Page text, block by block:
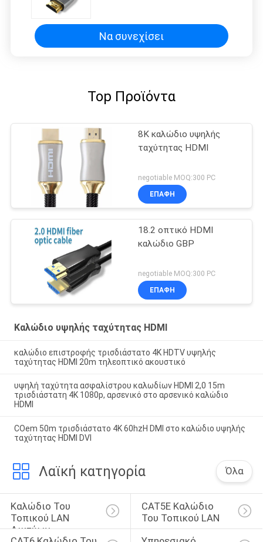
Να συνεχίσει
Top Προϊόντα
8K καλώδιο υψηλής
ταχύτητας HDMI
negotiable MOQ:300 PC
ΕΠΑΦΉ
18.2 οπτικό HDMI
καλώδιο GBP
negotiable MOQ:300 PC
ΕΠΑΦΉ
Καλώδιο υψηλής ταχύτητας HDMI
καλώδιο επιστροφής τρισδιάστατο 4K HDTV υψηλής
ταχύτητας HDMI 20m τηλεοπτικό ακουστικό
υψηλή ταχύτητα ασφαλίστρου καλωδίων HDMI 2,0 15m
τρισδιάστατη 4K 1080p, αρσενικό στο αρσενικό καλώδιο
HDMI
COem 50m τρισδιάστατο 4K 60hzH DMI στο καλώδιο υψηλής
ταχύτητας HDMI DVI
Λαϊκή κατηγορία Όλα
Καλώδιο Του
Τοπικού LAN
Δικτύων
CAT5E Καλώδιο
Του Τοπικού LAN